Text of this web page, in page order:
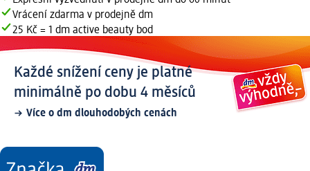
Vrácení zdarma v prodejně dm
25 Kč = 1 dm active beauty bod
Každé snížení ceny je platné
minimálně po dobu 4 měsíců
Více o dm dlouhodobých cenách